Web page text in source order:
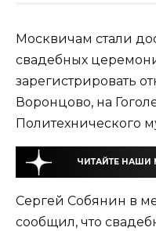
Москвичам стали
свадебных
зарегистрировать
Воронцово, на
Политехнического
ЧИТАЙТЕ НАШИ
Сергей Собянин в
сообщил, что